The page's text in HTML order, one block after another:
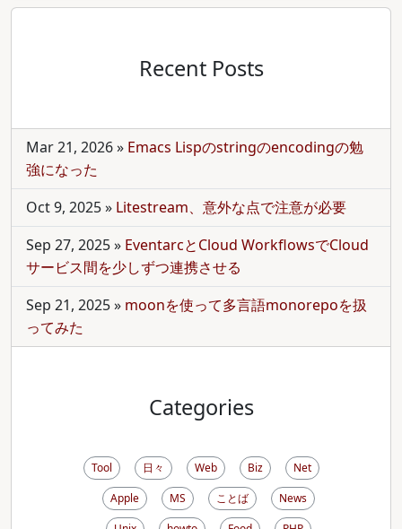
Recent Posts
Mar 21, 2026» Emacs Lispのstringのencodingの勉
強になった
Oct 9, 2025» Litestream、意外な点で注意が必要
Sep 27, 2025» EventarcとCloud WorkflowsでCloud
サービス間を少しずつ連携させる
Sep 21, 2025» moonを使って多言語monorepoを扱
ってみた
Categories
Tool 日々 Web Biz
Net
Apple
MS ことば
News